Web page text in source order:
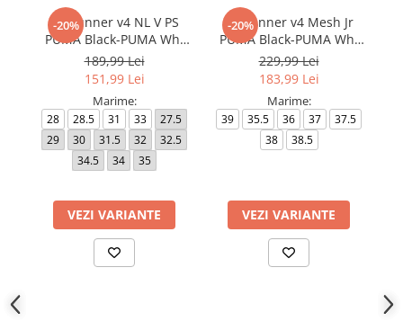
-20%
ST Runner v4 NL V PS
PUMA Black-PUMA Whi
399740-01
189,99 Lei
151,99 Lei
Marime:
28 28.5 31 33
27.5
29
30 31.5 32
32.5
34.5
34 35
VEZI VARIANTE
-20%
ST Runner v4 Mesh Jr
PUMA Black-PUMA Whi
399876-01
229,99 Lei
183,99 Lei
Marime:
39 35.5 36 37
37.5
38
38.5
VEZI VARIANTE